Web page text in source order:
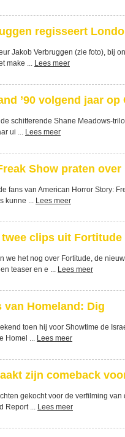
regisseert
Jakob Verbruggen (zie foto), bij
make ... Lees meer
’90 volgend jaar op
schitterende Shane Meadows-
ui ... Lees meer
Show praten
fans van American Horror Story:
kunne ... Lees meer
clips uit Fortitude
we het nog over Fortitude, de
teaser en e ... Lees meer
van Homeland: Dig
toen hij voor Showtime de
Homel ... Lees meer
zijn comeback
gekocht voor de verfilming
Report ... Lees meer